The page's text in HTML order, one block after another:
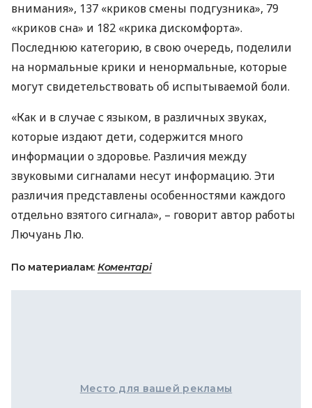
внимания», 137 «криков смены подгузника», 79
«криков сна» и 182 «крика дискомфорта».
Последнюю категорию, в свою очередь, поделили
на нормальные крики и ненормальные, которые
могут свидетельствовать об испытываемой боли.
«Как и в случае с языком, в различных звуках,
которые издают дети, содержится много
информации о здоровье. Различия между
звуковыми сигналами несут информацию. Эти
различия представлены особенностями каждого
отдельно взятого сигнала», – говорит автор работы
Лючуань Лю.
По материалам: Коментарі
Место для вашей рекламы